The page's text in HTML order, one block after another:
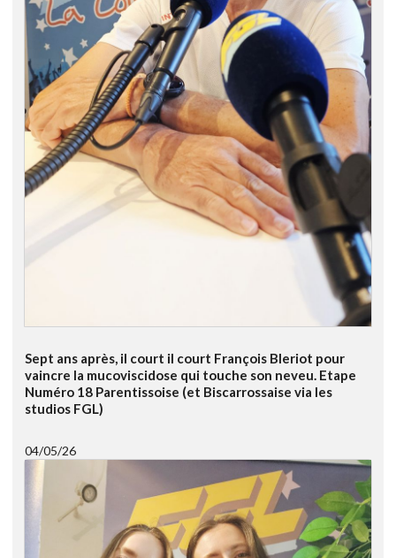
Sept ans après, il court il court François Bleriot pour
vaincre la mucoviscidose qui touche son neveu. Etape
Numéro 18 Parentissoise (et Biscarrossaise via les
studios FGL)
04/05/26